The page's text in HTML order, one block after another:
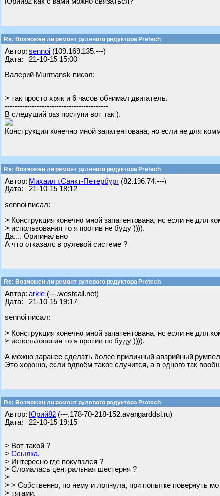
Re: Возможен ли ремонт рулевого редуктора Pretech
Автор: sennoi (109.169.135.---)
Дата: 21-10-15 15:00
Валерий Murmansk писал:
> так просто хряк и 6 часов обнимал двигатель.
------------------------------------------
В следущий раз поступи вот так ).
Конструкция конечно мной запатентована, но если не для
Re: Возможен ли ремонт рулевого редуктора Pretech
Автор: Михаил г.Санкт-Петербург (82.196.74.---)
Дата: 21-10-15 18:12
sennoi писал:
> Конструкция конечно мной запатентована, но если не для
> использования то я против не буду )))).
Да.... Оригинально
А что отказало в рулевой системе ?
Re: Возможен ли ремонт рулевого редуктора Pretech
Автор: arkie (---.westcall.net)
Дата: 21-10-15 19:17
sennoi писал:
> Конструкция конечно мной запатентована, но если не для
> использования то я против не буду )))).
А можно заранее сделать более приличный аварийный
Это хорошо, если вдвоём такое случится, а в одного так
Re: Возможен ли ремонт рулевого редуктора Pretech
Автор: Юрий82 (---.178-70-218-152.avangarddsl.ru)
Дата: 22-10-15 19:15
> Вот такой ?
> Ссылка.
> Интересно где покупался ?
> Сломалась центральная шестерня ?
>
> > Собственно, по нему и лопнула, при попытке повернуть
> тягами.